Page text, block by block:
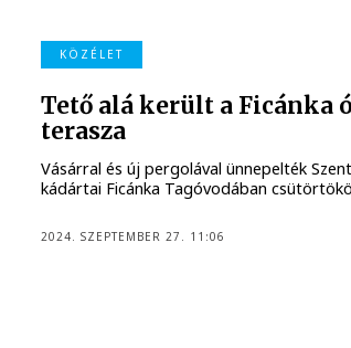
KÖZÉLET
Tető alá került a Ficánka
terasza
Vásárral és új pergolával ünnepelték
kádártai Ficánka Tagóvodában
2024. SZEPTEMBER 27. 11:06